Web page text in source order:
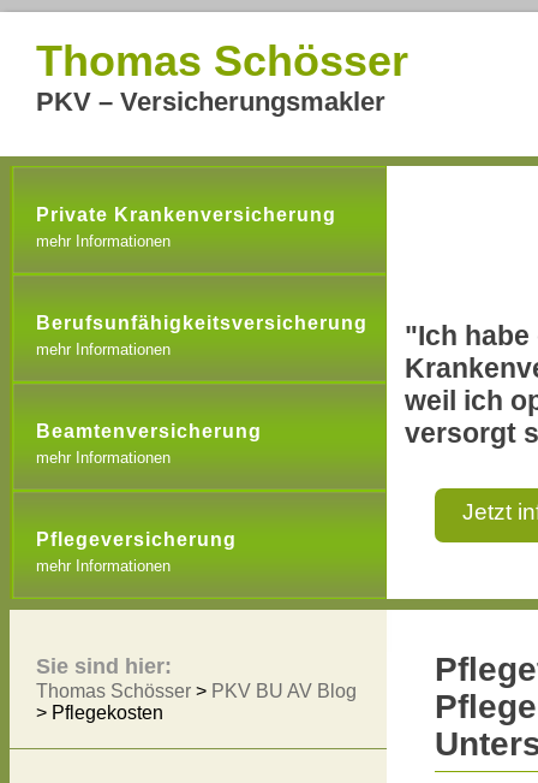
Thomas Schösser
PKV – Versicherungsmakler
Private Krankenversicherung
mehr Informationen
Berufsunfähigkeitsversicherung
mehr Informationen
Beamtenversicherung
mehr Informationen
Pflegeversicherung
mehr Informationen
"Ich habe
weil ich
versorgt
Jetzt
Sie sind hier:
Thomas Schösser > PKV BU AV Blog
> Pflegekosten